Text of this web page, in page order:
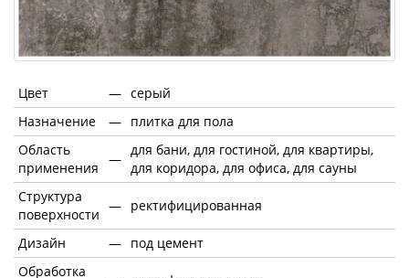
Цвет — серый
Назначение
— плитка для пола
Область
применения
—
для бани, для гостиной, для квартиры,
для коридора, для офиса, для сауны
Структура
поверхности
— ректифицированная
Дизайн — под цемент
Обработка